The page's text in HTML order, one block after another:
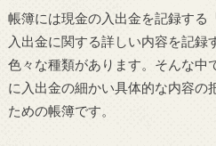
帳簿には現金の入出金を記録する
入出金に関する詳しい内容を記録
色々な種類があります。そんな中
に入出金の細かい具体的な内容の
ための帳簿です。